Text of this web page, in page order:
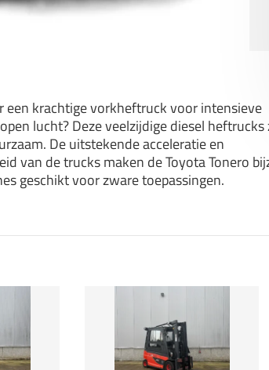
een krachtige vorkheftruck voor intensieve
lucht? Deze veelzijdige diesel
De uitstekende acceleratie en
van de trucks maken de Toyota Tonero
geschikt voor zware toepassingen.